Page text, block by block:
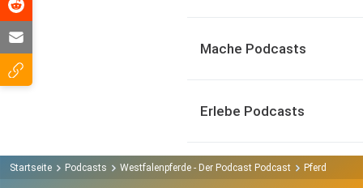
Mache Podcasts
Erlebe Podcasts
Startseite Podcasts Westfalenpferde - Der Podcast Podcast